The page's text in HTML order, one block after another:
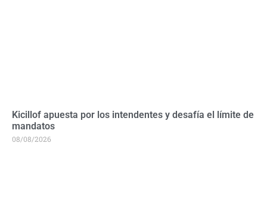
Kicillof apuesta por los intendentes y desafía el límite de
mandatos
08/08/2026